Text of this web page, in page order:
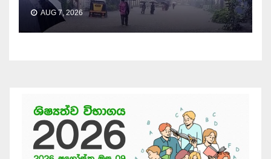
AUG 7, 2026